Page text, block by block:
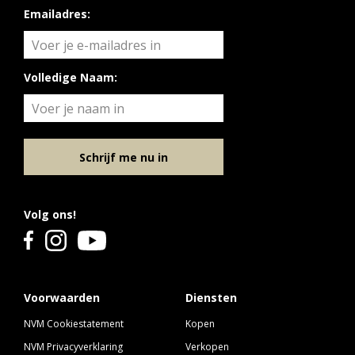
Voorwaarden
NVM Cookiestatement
NVM Privacyverklaring
Diensten
Kopen
Verkopen
Volg ons!
Emailadres:
Volledige Naam:
Schrijf me nu in